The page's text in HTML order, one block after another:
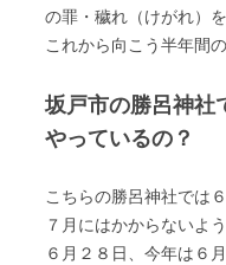
の罪・穢れ（けがれ）
これから向こう半年間
坂戸市の勝呂神社
やっているの？
こちらの勝呂神社では
７月にはかからないよ
６月２８日、今年は６